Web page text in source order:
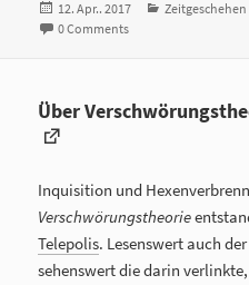
Veröffentlicht
am
12. Apr.. 2017 Kategorien
Zeitgeschehen
0 Comments
Über
Inquisition und
Verschwörungstheorie
Telepolis. Lesenswert auch
sehenswert die darin